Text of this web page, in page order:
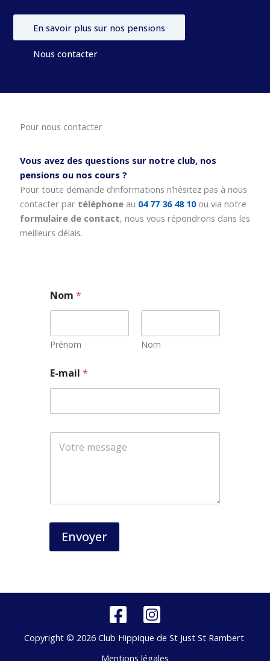
En savoir plus sur nos pensions
Nous contacter
Pour nous contacter
Vous avez des questions sur notre club, nos
pensions ou nos cours ?
Pour toute demande d’informations n’hésitez pas à nous
contacter par téléphoneau 04 77 36 48 10 ou via notre
formulaire de contact, nous vous répondrons dans les
meilleurs délais.
Nom*
Prénom Nom
E-mail*
Envoyer
Copyright © 2026 Club Hippique de St Just St Rambert
Mentions légales